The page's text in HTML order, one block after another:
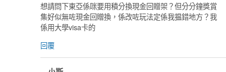
想請問下東亞係咪要用積分換現金回贈架？但分分鐘獎賞
集好似無咗現金回贈換，係改咗玩法定係我揾錯地方？我
係用大學visa卡的
回覆